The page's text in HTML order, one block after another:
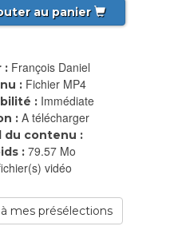
au panier
: François Daniel
: Fichier MP4
: Immédiate
: A télécharger
du contenu :
: 79.57 Mo
vidéo
mes présélections